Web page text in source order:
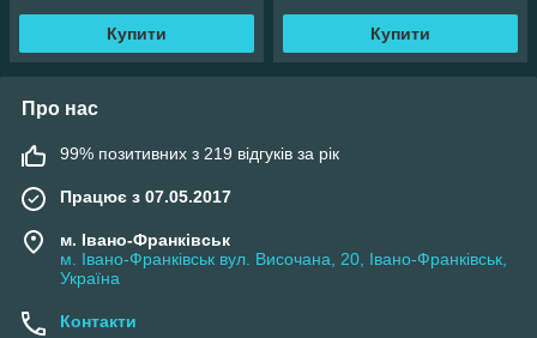
Купити Купити
Про нас
99% позитивних з 219 відгуків за рік
Працює з 07.05.2017
м. Івано-Франківськ
м. Івано-Франківськ вул. Височана, 20, Івано-Франківськ,
Україна
Контакти